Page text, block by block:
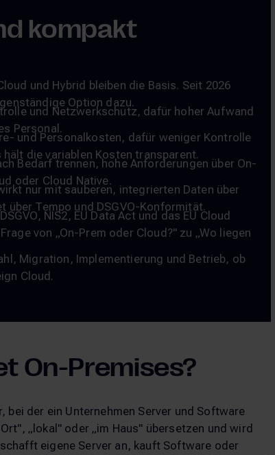
kompakt
und Hybrid bleiben die Basis. Seit 2026
Option dazu.
und Netzwerkschutz, dafür hoher Aufwand
Personal.
und Personalkosten, dafür weniger Kontrolle
die variablen Kosten transparent.
Bedarf trennen, hohe Anforderungen über On-
oder Cloud Native.
nur mit sauberen, integrierten Daten über
Tempo und DSGVO-Konformität.
DSGVO, NIS2, EU Data Act und das EU Cloud
von „On-Prem oder Cloud?" zu „Wo liegen
Migration, Implementierung und Betrieb, ob
Cloud.
On-Premises?
bei der ein Unternehmen Server und Software
„lokal" oder „im Haus" übersetzen und wird
eigene Server an, kauft Software oder